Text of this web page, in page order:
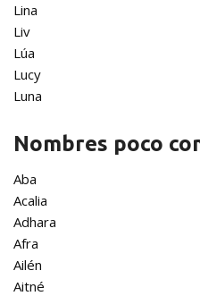
Lina
Liv
Lúa
Lucy
Luna
Nombres poco
Aba
Acalia
Adhara
Afra
Ailén
Aitné